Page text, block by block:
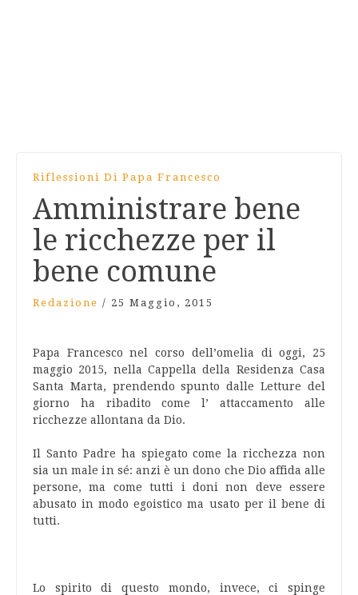
Riflessioni Di Papa Francesco
Amministrare bene
le ricchezze per il
bene comune
Redazione / 25 Maggio, 2015
Papa Francesco nel corso dell’omelia di oggi, 25
maggio 2015, nella Cappella della Residenza Casa
Santa Marta, prendendo spunto dalle Letture del
giorno ha ribadito come l’ attaccamento alle
ricchezze allontana da Dio.
Il Santo Padre ha spiegato come la ricchezza non
sia un male in sé: anzi è un dono che Dio affida alle
persone, ma come tutti i doni non deve essere
abusato in modo egoistico ma usato per il bene di
tutti.
Lo spirito di questo mondo, invece, ci spinge